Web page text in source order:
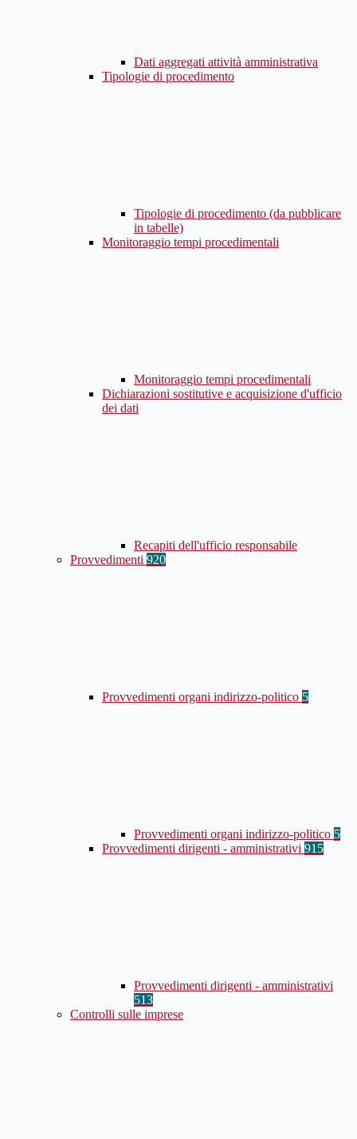
Dati aggregati attività amministrativa
Tipologie di procedimento
Tipologie di procedimento (da pubblicare
in tabelle)
Monitoraggio tempi procedimentali
Monitoraggio tempi procedimentali
Dichiarazioni sostitutive e acquisizione d'ufficio
dei dati
Recapiti dell'ufficio responsabile
Provvedimenti 920
Provvedimenti organi indirizzo-politico 5
Provvedimenti organi indirizzo-politico 5
Provvedimenti dirigenti - amministrativi 915
Provvedimenti dirigenti - amministrativi
513
Controlli sulle imprese